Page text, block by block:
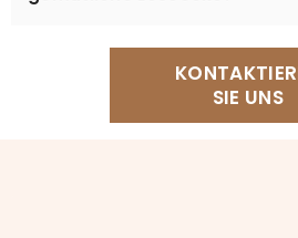
Für eine angenehme
unser Lesekissen, einen
Buchständer für freihändiges
dekorative Buchstütze für Ihr
SIE UNS